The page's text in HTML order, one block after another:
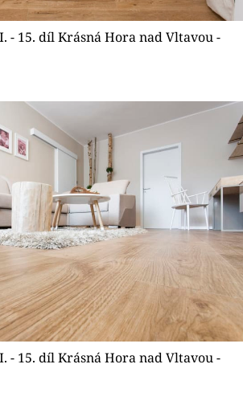
- 15. díl Krásná Hora nad Vltavou -
- 15. díl Krásná Hora nad Vltavou -